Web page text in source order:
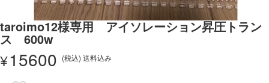
taroimo12様専用 アイソレーション昇圧トラン
ス 600w
¥15600 (税込) 送料込み